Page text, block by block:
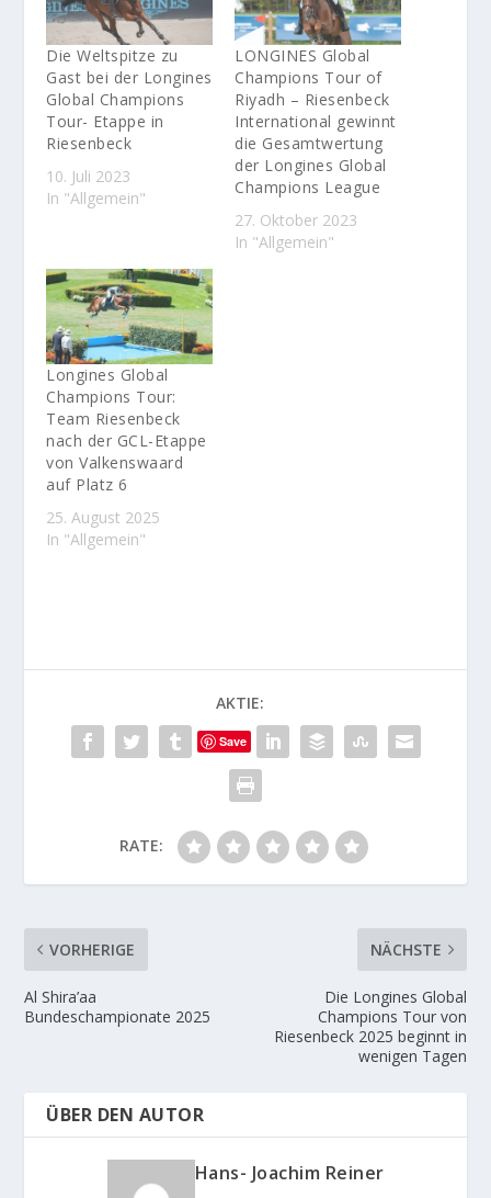
Die Weltspitze zu
Gast bei der Longines
Global Champions
Tour- Etappe in
Riesenbeck
10. Juli 2023
In "Allgemein"
LONGINES Global
Champions Tour of
Riyadh – Riesenbeck
International gewinnt
die Gesamtwertung
der Longines Global
Champions League
27. Oktober 2023
In "Allgemein"
Longines Global
Champions Tour:
Team Riesenbeck
nach der GCL-Etappe
von Valkenswaard
auf Platz 6
25. August 2025
In "Allgemein"
AKTIE:
Save
RATE:
VORHERIGE
Al Shira’aa
Bundeschampionate 2025
NÄCHSTE
Die Longines Global
Champions Tour von
Riesenbeck 2025 beginnt in
wenigen Tagen
ÜBER DEN AUTOR
Hans- Joachim Reiner